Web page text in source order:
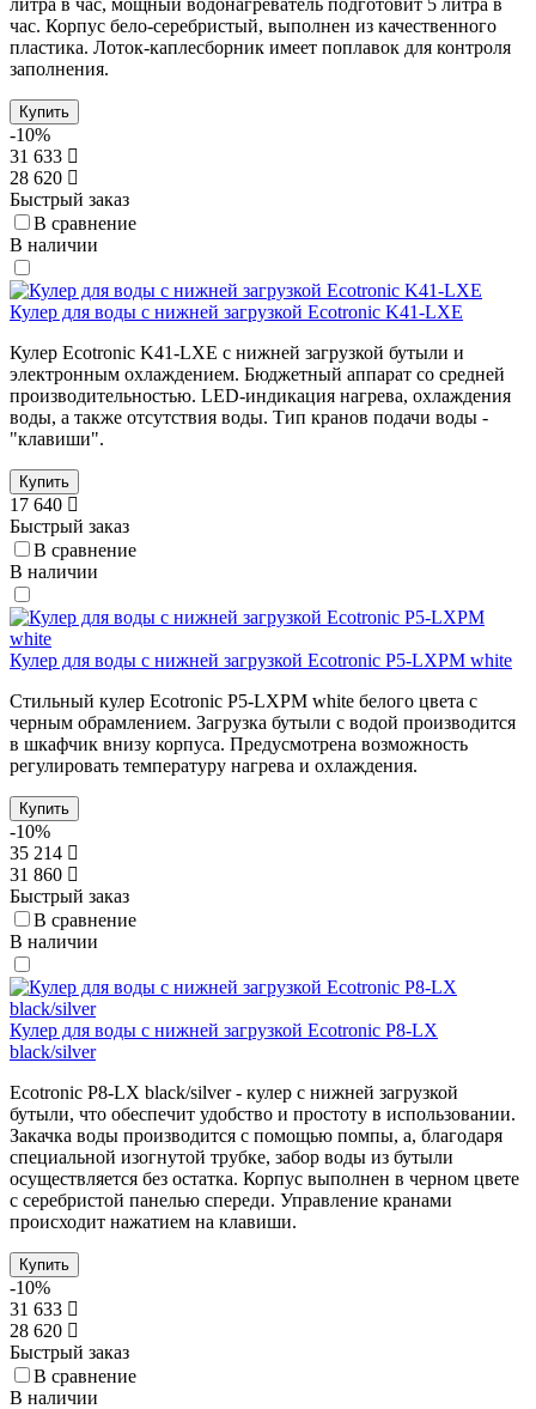
час. Корпус бело-серебристый, выполнен из качественного
пластика. Лоток-каплесборник имеет поплавок для контроля
заполнения.
Купить
-10%
31 633
28 620
Быстрый заказ
В сравнение
В наличии
Кулер для воды с нижней загрузкой Ecotronic K41-LXE
Кулер Ecotronic K41-LXE с нижней загрузкой бутыли и
электронным охлаждением. Бюджетный аппарат со средней
производительностью. LED-индикация нагрева, охлаждения
воды, а также отсутствия воды. Тип кранов подачи воды -
"клавиши".
Купить
17 640
Быстрый заказ
В сравнение
В наличии
Кулер для воды с нижней загрузкой Ecotronic P5-LXPM white
Стильный кулер Ecotronic P5-LXPM white белого цвета с
черным обрамлением. Загрузка бутыли с водой производится
в шкафчик внизу корпуса. Предусмотрена возможность
регулировать температуру нагрева и охлаждения.
Купить
-10%
35 214
31 860
Быстрый заказ
В сравнение
В наличии
Кулер для воды с нижней загрузкой Ecotronic P8-LX
black/silver
Ecotronic P8-LX black/silver - кулер с нижней загрузкой
бутыли, что обеспечит удобство и простоту в использовании.
Закачка воды производится с помощью помпы, а, благодаря
специальной изогнутой трубке, забор воды из бутыли
осуществляется без остатка. Корпус выполнен в черном цвете
с серебристой панелью спереди. Управление кранами
происходит нажатием на клавиши.
Купить
-10%
31 633
28 620
Быстрый заказ
В сравнение
В наличии